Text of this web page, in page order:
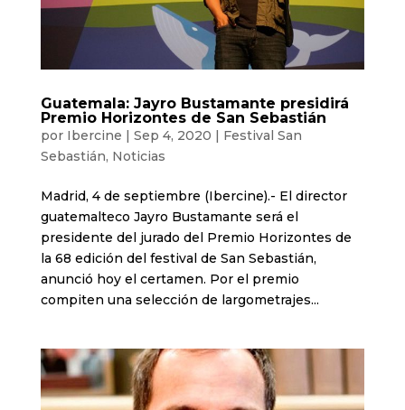
Guatemala: Jayro Bustamante presidirá
Premio Horizontes de San Sebastián
por Ibercine | Sep 4, 2020 | Festival San
Sebastián, Noticias
Madrid, 4 de septiembre (Ibercine).- El director
guatemalteco Jayro Bustamante será el
presidente del jurado del Premio Horizontes de
la 68 edición del festival de San Sebastián,
anunció hoy el certamen. Por el premio
compiten una selección de largometrajes...